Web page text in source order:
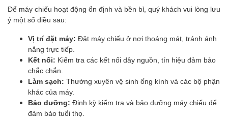
Để máy chiếu hoạt động ổn định và bền bỉ, quý khách vui lòng lưu
ý một số điều sau:
Vị trí đặt máy: Đặt máy chiếu ở nơi thoáng mát, tránh ánh
nắng trực tiếp.
Kết nối: Kiểm tra các kết nối dây nguồn, tín hiệu đảm bảo
chắc chắn.
Làm sạch: Thường xuyên vệ sinh ống kính và các bộ phận
khác của máy.
Bảo dưỡng: Định kỳ kiểm tra và bảo dưỡng máy chiếu để
đảm bảo tuổi thọ.